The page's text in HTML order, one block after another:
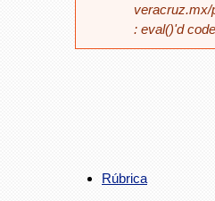
veracruz.mx/
: eval()'d code
Rúbrica